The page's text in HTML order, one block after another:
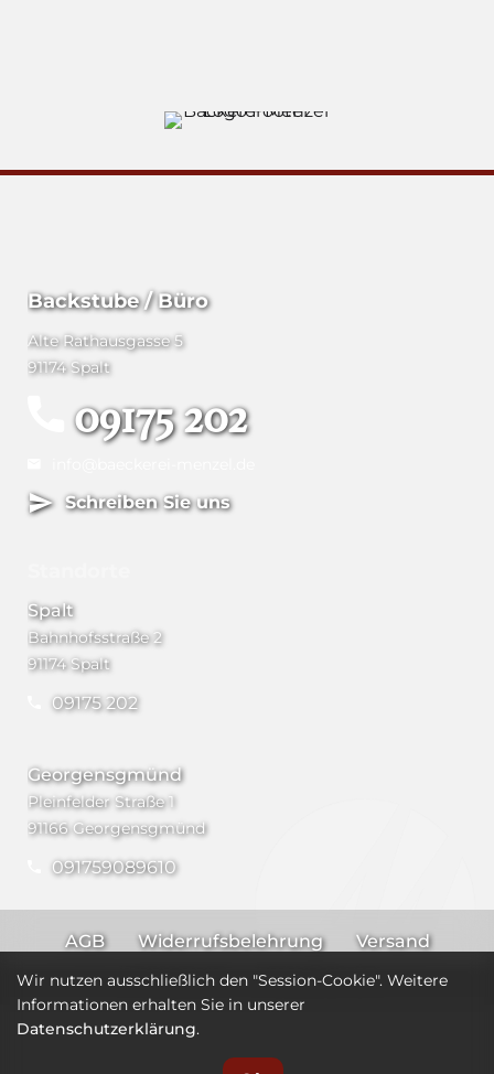
Backstube / Büro
Alte Rathausgasse 5
91174 Spalt
09175 202
Schreiben Sie uns
Spalt
Bahnhofsstraße 2
91174 Spalt
09175 202
Georgensgmünd
Pleinfelder Straße 1
91166 Georgensgmünd
091759089610
AGB Widerrufsbelehrung
Versand
Impressum
Datenschutz
Wir nutzen ausschließlich den "Session-Cookie". Weitere
Informationen erhalten Sie in unserer
Datenschutzerklärung.